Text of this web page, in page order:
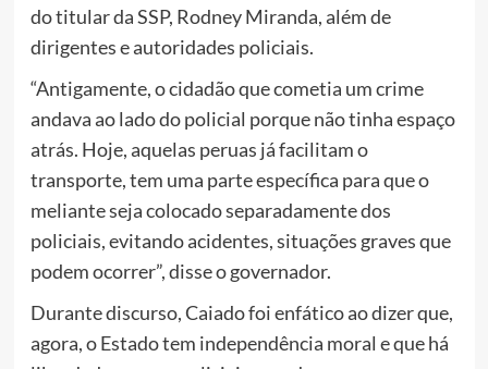
do titular da SSP, Rodney Miranda, além de
dirigentes e autoridades policiais.
“Antigamente, o cidadão que cometia um crime
andava ao lado do policial porque não tinha espaço
atrás. Hoje, aquelas peruas já facilitam o
transporte, tem uma parte específica para que o
meliante seja colocado separadamente dos
policiais, evitando acidentes, situações graves que
podem ocorrer”, disse o governador.
Durante discurso, Caiado foi enfático ao dizer que,
agora, o Estado tem independência moral e que há